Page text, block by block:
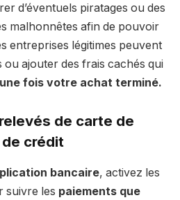
d’éventuels piratages ou des
malhonnêtes afin de pouvoir
entreprises légitimes peuvent
ajouter des frais cachés qui
fois votre achat terminé.
de carte de
crédit
bancaire, activez les
suivre les paiements que